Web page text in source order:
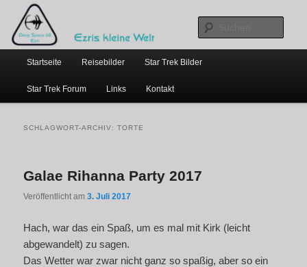
primären
Inhalt
springen
sekundären
Inhalt
springen
Ezris kleine Welt
…weil bloggen so schick ist
Hauptmenü
Startseite Reisebilder Star Trek Bilder
Star Trek Forum Links Kontakt
SCHLAGWORT-ARCHIV:TORTE
Galae Rihanna Party 2017
Veröffentlicht am3. Juli 2017
Hach, war das ein Spaß, um es mal mit Kirk (leicht
abgewandelt) zu sagen.
Das Wetter war zwar nicht ganz so spaßig, aber so ein